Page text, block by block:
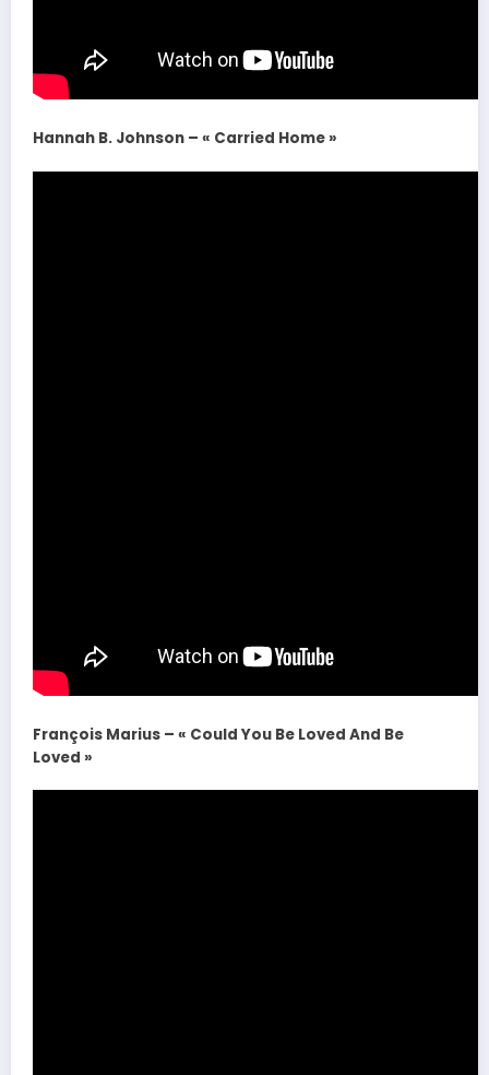
Hannah B. Johnson – « Carried Home »
François Marius – « Could You Be Loved And Be
Loved »